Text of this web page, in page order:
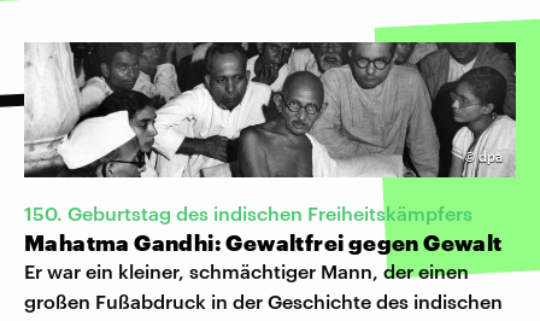
©dpa
150. Geburtstag des indischen Freiheitskämpfers
Mahatma Gandhi: Gewaltfrei gegen Gewalt
Er war ein kleiner, schmächtiger Mann, der einen
großen Fußabdruck in der Geschichte des indischen